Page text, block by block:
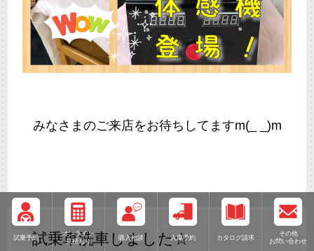
試乗予約
オンライン
見積もり
購入相談 入庫予約 カタログ請求
その他
お問い合わせ
みなさまのご来店をお待ちしてますm(_ _)m
試乗車洗車しました☆